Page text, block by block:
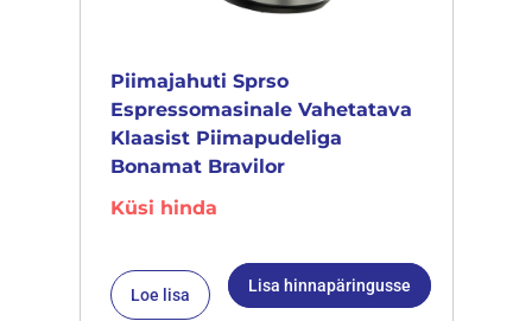
Piimajahuti Sprso
Espressomasinale Vahetatava
Klaasist Piimapudeliga
Bonamat Bravilor
Küsi hinda
Loe lisa Lisa hinnapäringusse